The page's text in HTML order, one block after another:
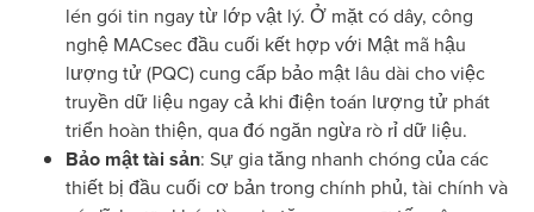
lén gói tin ngay từ lớp vật lý. Ở mặt có dây, công
nghệ MACsec đầu cuối kết hợp với Mật mã hậu
lượng tử (PQC) cung cấp bảo mật lâu dài cho việc
truyền dữ liệu ngay cả khi điện toán lượng tử phát
triển hoàn thiện, qua đó ngăn ngừa rò rỉ dữ liệu.
Bảo mật tài sản: Sự gia tăng nhanh chóng của các
thiết bị đầu cuối cơ bản trong chính phủ, tài chính và